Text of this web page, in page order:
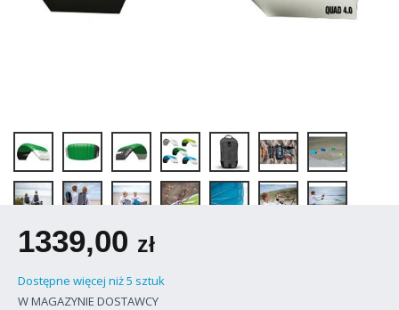
1339,00 zł
Dostępne więcej niż 5 sztuk
W MAGAZYNIE DOSTAWCY